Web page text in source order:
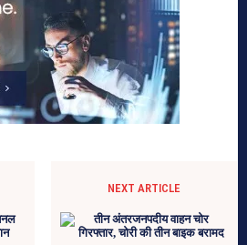
NEXT ARTICLE